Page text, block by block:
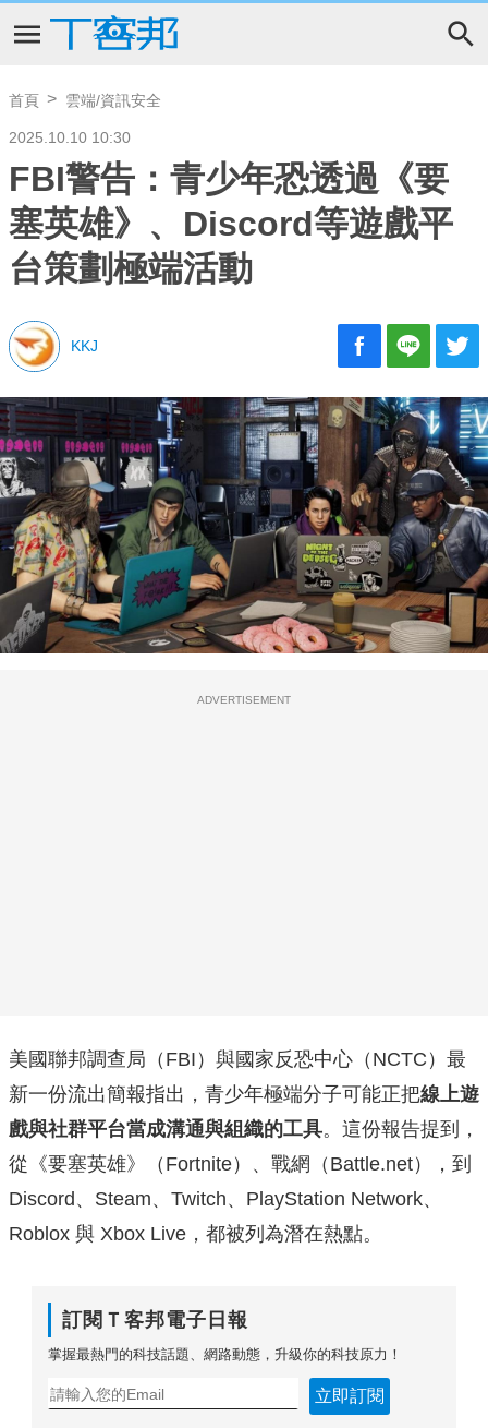
首頁 雲端/資訊安全
2025.10.10 10:30
FBI警告：青少年恐透過《要
塞英雄》、Discord等遊戲平
台策劃極端活動
KKJ
ADVERTISEMENT
美國聯邦調查局（FBI）與國家反恐中心（NCTC）最
新一份流出簡報指出，青少年極端分子可能正把線上遊
戲與社群平台當成溝通與組織的工具。這份報告提到，
從《要塞英雄》（Fortnite）、戰網（Battle.net），到
Discord、Steam、Twitch、PlayStation Network、
Roblox 與 Xbox Live，都被列為潛在熱點。
訂閱Ｔ客邦電子日報
掌握最熱門的科技話題、網路動態，升級你的科技原力！
立即訂閱